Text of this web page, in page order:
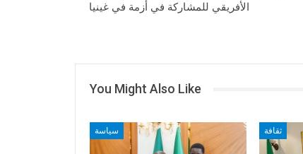
الأفريقي للمشاركة في أزمة في غينيا
You Might Also Like
سياسة ثقافة